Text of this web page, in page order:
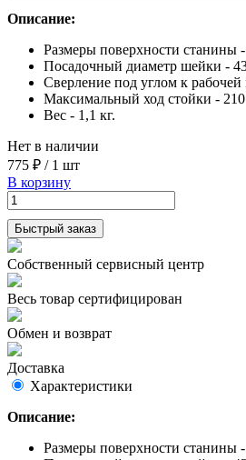
Описание:
Размеры поверхности станины
Посадочный диаметр шейки -
Сверление под углом к рабочей
Максимальный ход стойки -
Вес - 1,1 кг.
Нет в наличии
775 ₽ / 1 шт
В корзину
Быстрый заказ
Собственный сервисный центр
Весь товар сертифицирован
Обмен и возврат
Доставка
Характеристики
Описание:
Размеры поверхности станины